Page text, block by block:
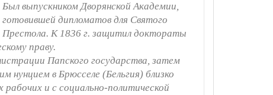
Был выпускником Дворянской Академии,
готовившей дипломатов для Святого
Престола. К 1836 г. защитил доктораты
праву.
Папского государства, затем
нунцием в Брюсселе (Бельгия) близко
и с социально-политической